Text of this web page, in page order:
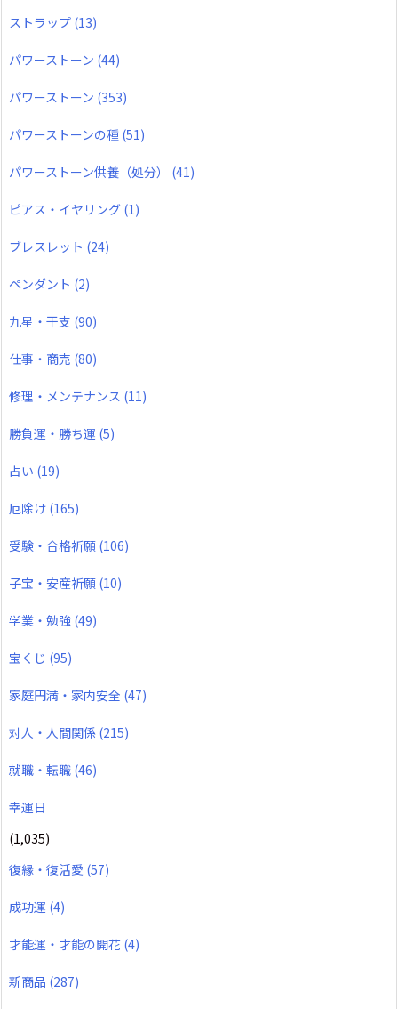
ストラップ (13)
パワーストーン (44)
パワーストーン (353)
パワーストーンの種 (51)
パワーストーン供養（処分） (41)
ピアス・イヤリング (1)
ブレスレット (24)
ペンダント (2)
九星・干支 (90)
仕事・商売 (80)
修理・メンテナンス (11)
勝負運・勝ち運 (5)
占い (19)
厄除け (165)
受験・合格祈願 (106)
子宝・安産祈願 (10)
学業・勉強 (49)
宝くじ (95)
家庭円満・家内安全 (47)
対人・人間関係 (215)
就職・転職 (46)
幸運日
(1,035)
復縁・復活愛 (57)
成功運 (4)
才能運・才能の開花 (4)
新商品 (287)